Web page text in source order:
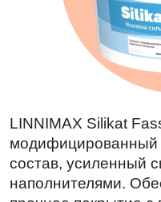
LINNIMAX Silikat
модифицированный
состав, усиленный
наполнителями.
паропроницаемостью и
Устойчив к щелочным
излучению и
светостойкими